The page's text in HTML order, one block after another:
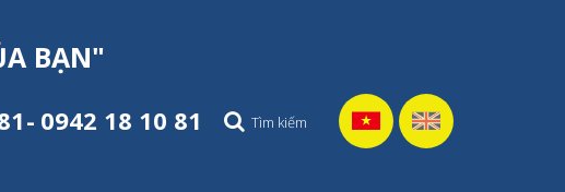
A BẠN"
0942 18 10 81